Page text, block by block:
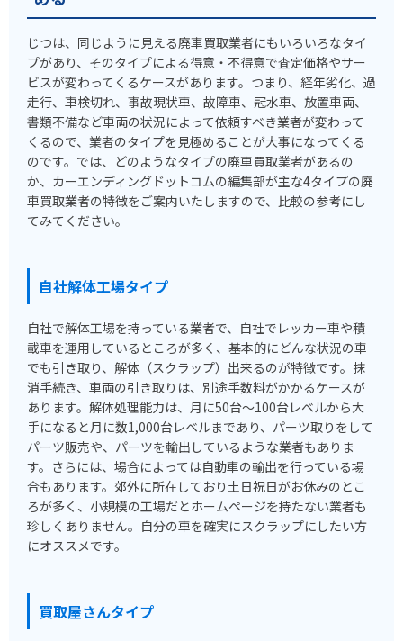
じつは、同じように見える廃車買取業者にもいろいろなタイ
プがあり、そのタイプによる得意・不得意で査定価格やサー
ビスが変わってくるケースがあります。つまり、経年劣化、過
走行、車検切れ、事故現状車、故障車、冠水車、放置車両、
書類不備など車両の状況によって依頼すべき業者が変わって
くるので、業者のタイプを見極めることが大事になってくる
のです。では、どのようなタイプの廃車買取業者があるの
か、カーエンディングドットコムの編集部が主な4タイプの廃
車買取業者の特徴をご案内いたしますので、比較の参考にし
てみてください。
自社解体工場タイプ
自社で解体工場を持っている業者で、自社でレッカー車や積
載車を運用しているところが多く、基本的にどんな状況の車
でも引き取り、解体（スクラップ）出来るのが特徴です。抹
消手続き、車両の引き取りは、別途手数料がかかるケースが
あります。解体処理能力は、月に50台～100台レベルから大
手になると月に数1,000台レベルまであり、パーツ取りをして
パーツ販売や、パーツを輸出しているような業者もありま
す。さらには、場合によっては自動車の輸出を行っている場
合もあります。郊外に所在しており土日祝日がお休みのとこ
ろが多く、小規模の工場だとホームページを持たない業者も
珍しくありません。自分の車を確実にスクラップにしたい方
にオススメです。
買取屋さんタイプ